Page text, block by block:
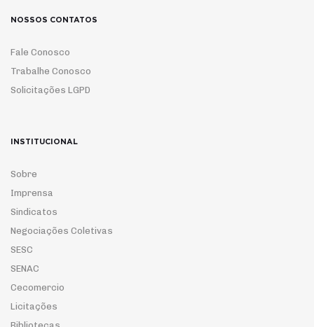
NOSSOS CONTATOS
Fale Conosco
Trabalhe Conosco
Solicitações LGPD
INSTITUCIONAL
Sobre
Imprensa
Sindicatos
Negociações Coletivas
SESC
SENAC
Cecomercio
Licitações